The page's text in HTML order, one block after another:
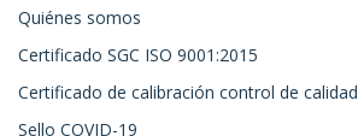
Quiénes somos
Certificado SGC ISO 9001:2015
Certificado de calibración control de calidad
Sello COVID-19